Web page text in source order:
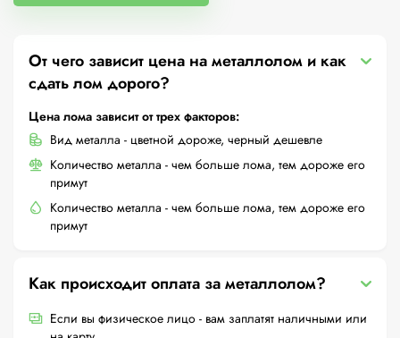
От чего зависит цена на металлолом и как
сдать лом дорого?
Цена лома зависит от трех факторов:
Вид металла - цветной дороже, черный дешевле
Количество металла - чем больше лома, тем дороже его
примут
Количество металла - чем больше лома, тем дороже его
примут
Как происходит оплата за металлолом?
Если вы физическое лицо - вам заплатят наличными или